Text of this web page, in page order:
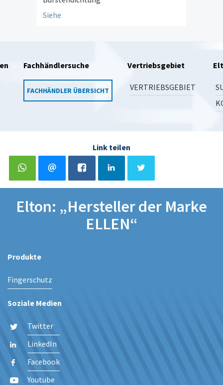
Siehe
Fachhändlersuche
FACHHÄNDLER ÜBERSICHT
Vertriebsgebiet
VERTRIEBSGEBIET
Link teilen
Elton: „Hersteller der Marke
ELLEN“
Produkte
Fingerschutz
Soziale Medien
Twitter
LinkedIn
Facebook
Youtube